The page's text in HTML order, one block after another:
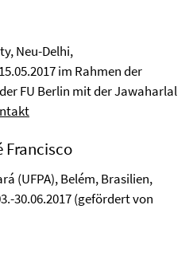
Neu-Delhi,
im Rahmen der
FU Berlin mit der Jawaharlal
Francisco
(UFPA), Belém, Brasilien,
30.06.2017 (gefördert von